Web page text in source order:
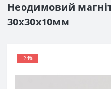
Неодимовий
30х30х10мм
-24%